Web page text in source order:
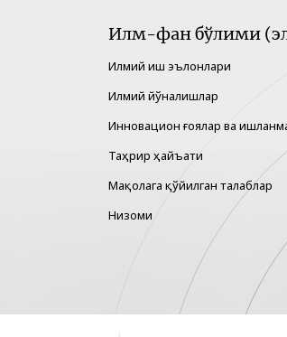
Илм-фан бўлими
Илмий иш эълонлари
Илмий йўналишлар
Инновацион ғоялар ва
Таҳрир ҳайъати
Мақолага қўйилган талаблар
Низоми